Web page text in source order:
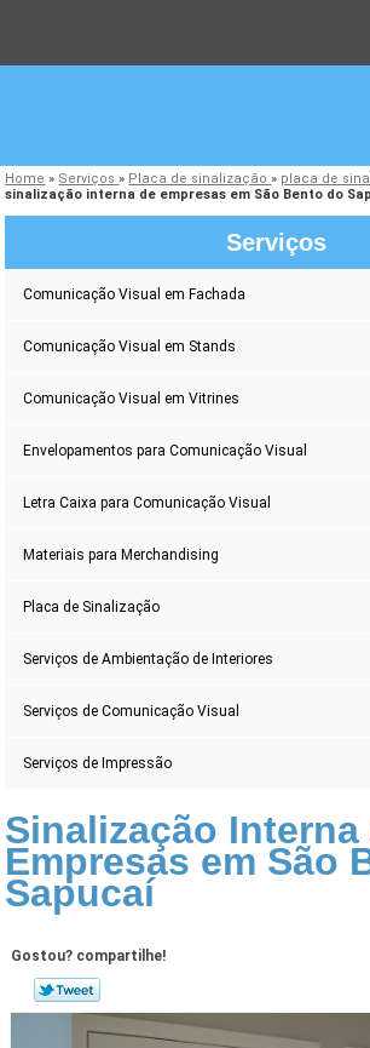
Home » Serviços» Placa de sinalização» placa de
sinalização interna de empresas em São Bento do
Serviços
Comunicação Visual em Fachada
Comunicação Visual em Stands
Comunicação Visual em Vitrines
Envelopamentos para Comunicação Visual
Letra Caixa para Comunicação Visual
Materiais para Merchandising
Placa de Sinalização
Serviços de Ambientação de Interiores
Serviços de Comunicação Visual
Serviços de Impressão
Sinalização Interna
Empresas em São
Sapucaí
Gostou? compartilhe!